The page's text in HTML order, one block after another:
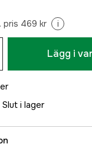
pris 469 kr i
Lägg i
Slut i lager